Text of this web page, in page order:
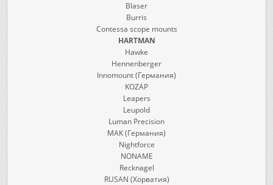
Blaser
Burris
Contessa scope mounts
HARTMAN
Hawke
Hennenberger
Innomount (Германия)
KOZAP
Leapers
Leupold
Luman Precision
MAK (Германия)
Nightforce
NONAME
Recknagel
RUSAN (Хорватия)